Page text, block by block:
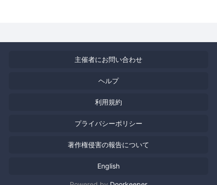
主催者にお問い合わせ
ヘルプ
利用規約
プライバシーポリシー
著作権侵害の報告について
English